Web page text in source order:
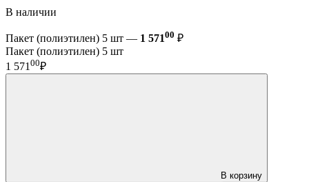
В наличии
Пакет (полиэтилен) 5 шт — 1 57100 ₽
Пакет (полиэтилен) 5 шт
1 571 00₽
В корзину